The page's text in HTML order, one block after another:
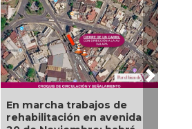
de
avenida
San Andrés Tuxtla
Festival
Next